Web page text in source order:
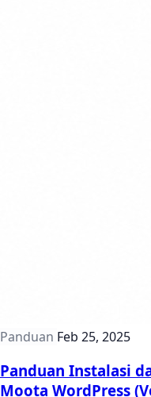
Panduan Feb 25, 2025
Panduan Instalasi
Moota WordPress